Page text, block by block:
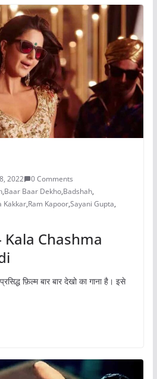
2022
0 Comments
,Baar Baar Dekho,Badshah,
Kakkar,Ram Kapoor,Sayani Gupta,
Kala Chashma
फ़िल्म बार बार देखो का गाना है। इसे